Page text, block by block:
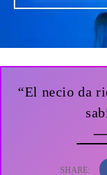
“El necio da
—